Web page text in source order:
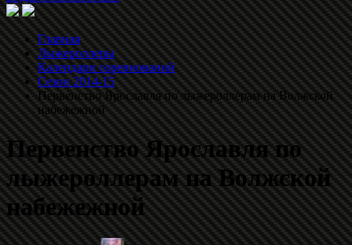
Главная
Лыжероллеры
Календари соревнований
Сезон 2014-15
Первенство Ярославля по лыжероллерам на Волжской
набежежной
Первенство Ярославля по
лыжероллерам на Волжской
набежежной